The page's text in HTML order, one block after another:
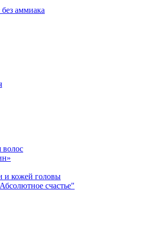
аммиака
волос
и кожей головы
счастье"